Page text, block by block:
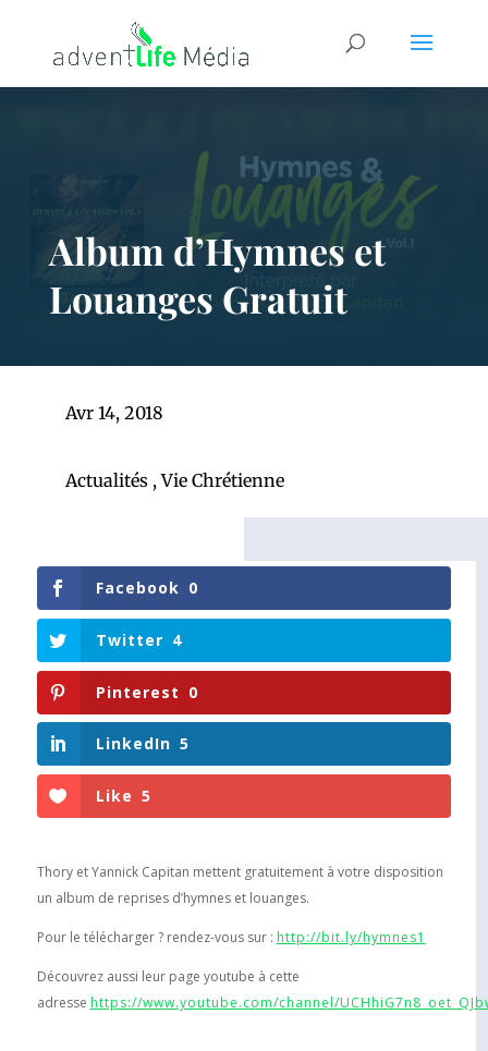
Album d’Hymnes et
Louanges Gratuit
Avr 14, 2018
Actualités,Vie Chrétienne
Facebook 0
Twitter 4
Pinterest 0
LinkedIn 5
Like 5
Thory et Yannick Capitan mettent gratuitement à votre disposition
un album de reprises d’hymnes et louanges.
Pour le télécharger ? rendez-vous sur : http://bit.ly/hymnes1
Découvrez aussi leur page youtube à cette
adresse https://www.youtube.com/channel/